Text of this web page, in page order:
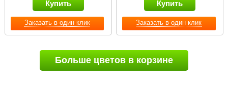
Заказать в один клик
Купить
Заказать в один клик
Купить
Больше цветов в корзине